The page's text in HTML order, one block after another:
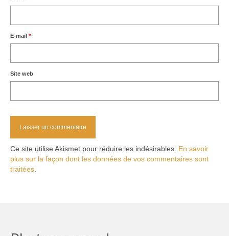
E-mail *
Site web
Ce site utilise Akismet pour réduire les indésirables. En savoir
plus sur la façon dont les données de vos commentaires sont
traitées